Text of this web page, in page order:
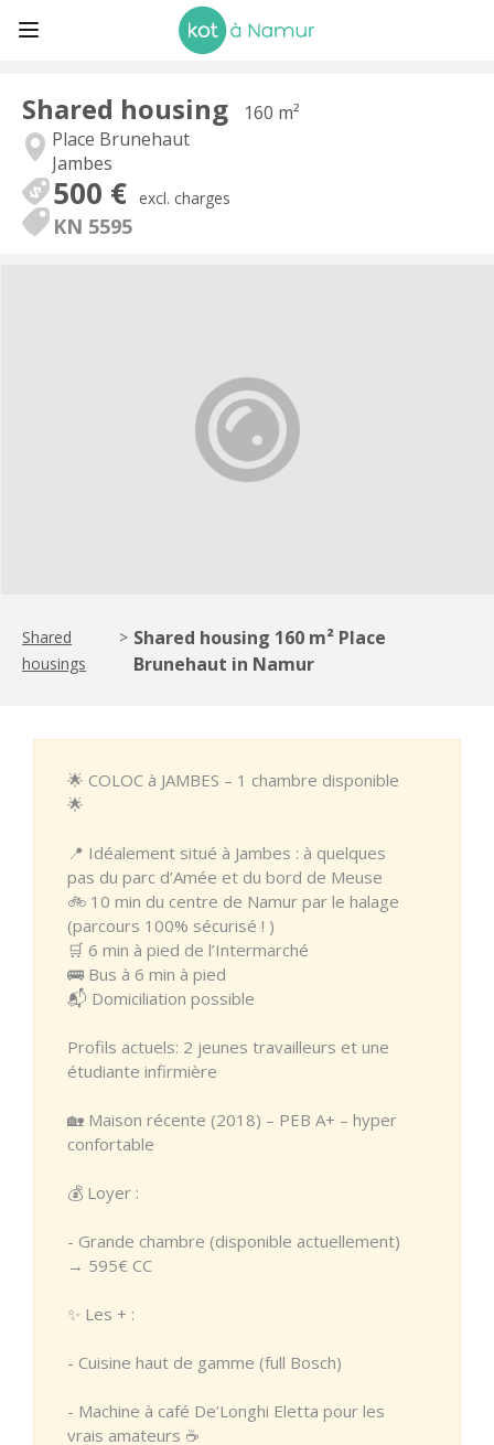
Shared housing
160 m²
Place Brunehaut
Jambes
500 € excl. charges
KN 5595
Shared
housings
> Shared housing 160 m² Place
Brunehaut in Namur
🌟 COLOC à JAMBES – 1 chambre disponible
🌟
📍 Idéalement situé à Jambes : à quelques
pas du parc d’Amée et du bord de Meuse
🚲 10 min du centre de Namur par le halage
(parcours 100% sécurisé ! )
🛒 6 min à pied de l’Intermarché
🚌 Bus à 6 min à pied
📬 Domiciliation possible
Profils actuels: 2 jeunes travailleurs et une
étudiante infirmière
🏡 Maison récente (2018) – PEB A+ – hyper
confortable
💰 Loyer :
- Grande chambre (disponible actuellement)
→ 595€ CC
✨ Les + :
- Cuisine haut de gamme (full Bosch)
- Machine à café De’Longhi Eletta pour les
vrais amateurs ☕